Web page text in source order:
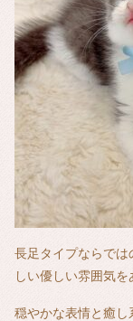
長足タイプならでは
しい優しい雰囲気
穏やかな表情と癒